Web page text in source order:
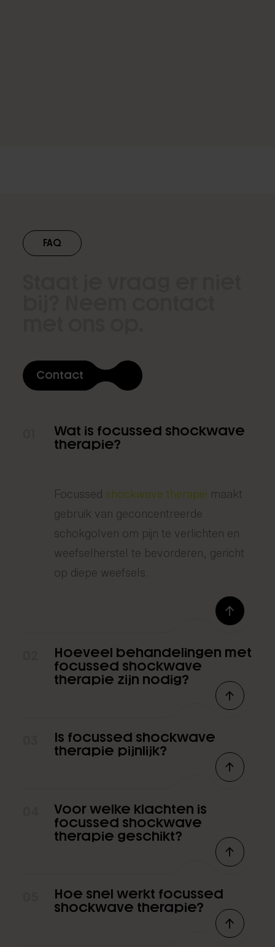
EMTT
FAQ
Contact
Wat is focussed shockwave
therapie?
Focussed shockwave therapie maakt
gebruik van geconcentreerde
schokgolven om pijn te verlichten en
weefselherstel te bevorderen, gericht
op diepe weefsels.
Hoeveel behandelingen met
focussed shockwave
therapie zijn nodig?
Is focussed shockwave
therapie pijnlijk?
Voor welke klachten is
focussed shockwave
therapie geschikt?
Hoe snel werkt focussed
shockwave therapie?